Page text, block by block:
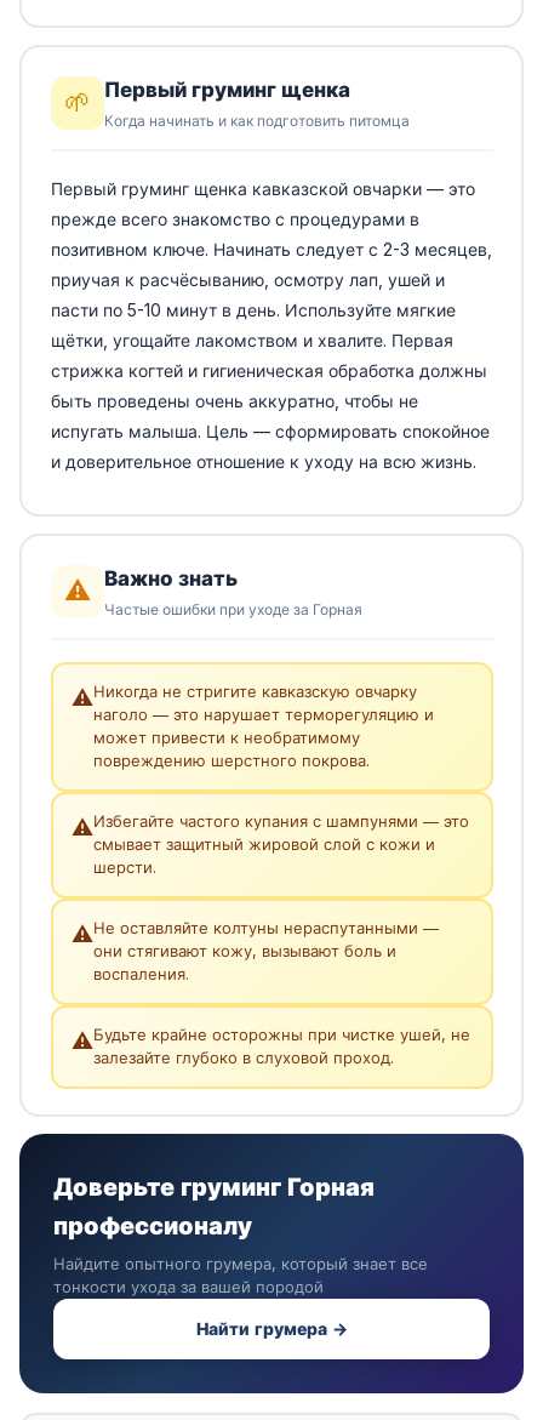
🌱 Первый груминг щенка
Когда начинать и как подготовить питомца
Первый груминг щенка кавказской овчарки — это
прежде всего знакомство с процедурами в
позитивном ключе. Начинать следует с 2-3 месяцев,
приучая к расчёсыванию, осмотру лап, ушей и
пасти по 5-10 минут в день. Используйте мягкие
щётки, угощайте лакомством и хвалите. Первая
стрижка когтей и гигиеническая обработка должны
быть проведены очень аккуратно, чтобы не
испугать малыша. Цель — сформировать спокойное
и доверительное отношение к уходу на всю жизнь.
⚠️ Важно знать
Частые ошибки при уходе за Горная
⚠️Никогда не стригите кавказскую овчарку
наголо — это нарушает терморегуляцию и
может привести к необратимому
повреждению шерстного покрова.
⚠️Избегайте частого купания с шампунями — это
смывает защитный жировой слой с кожи и
шерсти.
⚠️Не оставляйте колтуны нераспутанными —
они стягивают кожу, вызывают боль и
воспаления.
⚠️Будьте крайне осторожны при чистке ушей, не
залезайте глубоко в слуховой проход.
Доверьте груминг Горная
профессионалу
Найдите опытного грумера, который знает все
тонкости ухода за вашей породой
Найти грумера →